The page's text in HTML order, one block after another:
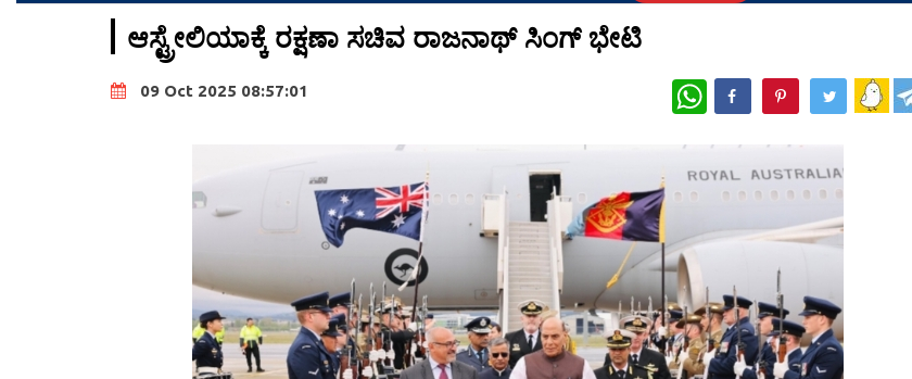
ಆಸ್ಟ್ರೇಲಿಯಾಕ್ಕೆ ರಕ್ಷಣಾ ಸಚಿವ ರಾಜನಾಥ್ ಸಿಂಗ್ ಭೇಟಿ
09 Oct 2025 08:57:01 WhatsApp